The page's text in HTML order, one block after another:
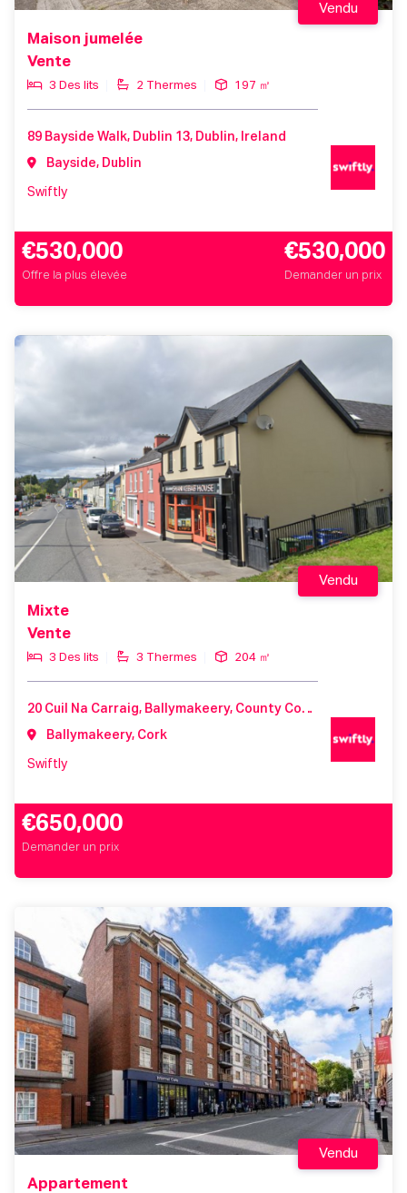
Maison jumelée
Vente
3 Des lits 2 Thermes 197 ㎡
Vendu
89 Bayside Walk, Dublin 13, Dublin, Ireland
Bayside, Dublin
Swiftly
€530,000
Offre la plus élevée
€530,000
Demander un prix
Mixte
Vente
3 Des lits 3 Thermes 204 ㎡
Vendu
20 Cuil Na Carraig, Ballymakeery, County Cork, Ireland
Ballymakeery, Cork
Swiftly
€650,000
Demander un prix
Appartement
Vendu